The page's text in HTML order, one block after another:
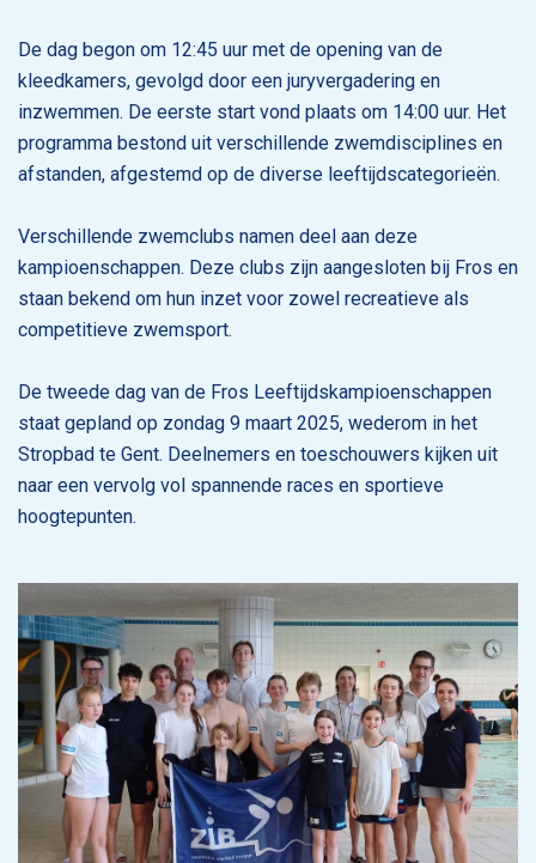
De dag begon om 12:45 uur met de opening van de
kleedkamers, gevolgd door een juryvergadering en
inzwemmen. De eerste start vond plaats om 14:00 uur. Het
programma bestond uit verschillende zwemdisciplines en
afstanden, afgestemd op de diverse leeftijdscategorieën.
Verschillende zwemclubs namen deel aan deze
kampioenschappen. Deze clubs zijn aangesloten bij Fros en
staan bekend om hun inzet voor zowel recreatieve als
competitieve zwemsport.
De tweede dag van de Fros Leeftijdskampioenschappen
staat gepland op zondag 9 maart 2025, wederom in het
Stropbad te Gent. Deelnemers en toeschouwers kijken uit
naar een vervolg vol spannende races en sportieve
hoogtepunten.